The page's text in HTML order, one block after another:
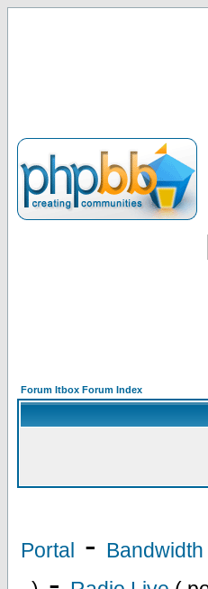
Forum Itbox Forum Index
Portal - Bandwidth